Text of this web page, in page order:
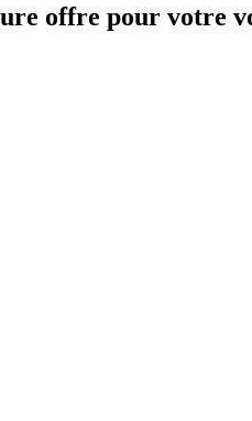
offre pour votre